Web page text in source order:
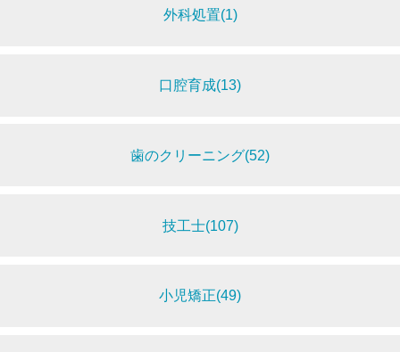
外科処置(1)
口腔育成(13)
歯のクリーニング(52)
技工士(107)
小児矯正(49)